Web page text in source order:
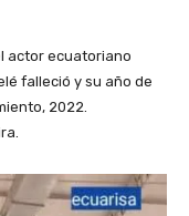
actor ecuatoriano
falleció y su año de
2022.